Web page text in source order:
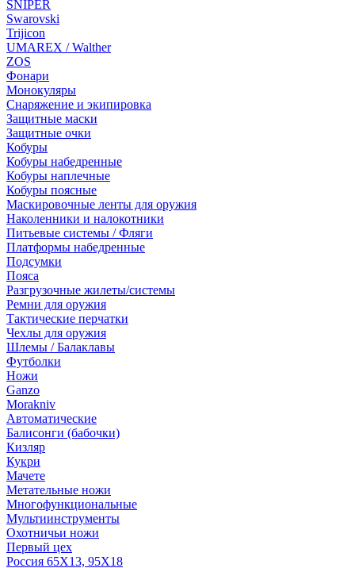
SNIPER
Swarovski
Trijicon
UMAREX / Walther
ZOS
Фонари
Монокуляры
Снаряжение и экипировка
Защитные маски
Защитные очки
Кобуры
Кобуры набедренные
Кобуры наплечные
Кобуры поясные
Маскировочные ленты для оружия
Наколенники и налокотники
Питьевые системы / Фляги
Платформы набедренные
Подсумки
Пояса
Разгрузочные жилеты/системы
Ремни для оружия
Тактические перчатки
Чехлы для оружия
Шлемы / Балаклавы
Футболки
Ножи
Ganzo
Morakniv
Автоматические
Балисонги (бабочки)
Кизляр
Кукри
Мачете
Метательные ножи
Многофункциональные
Мультиинструменты
Охотничьи ножи
Первый цех
Россия 65Х13, 95Х18